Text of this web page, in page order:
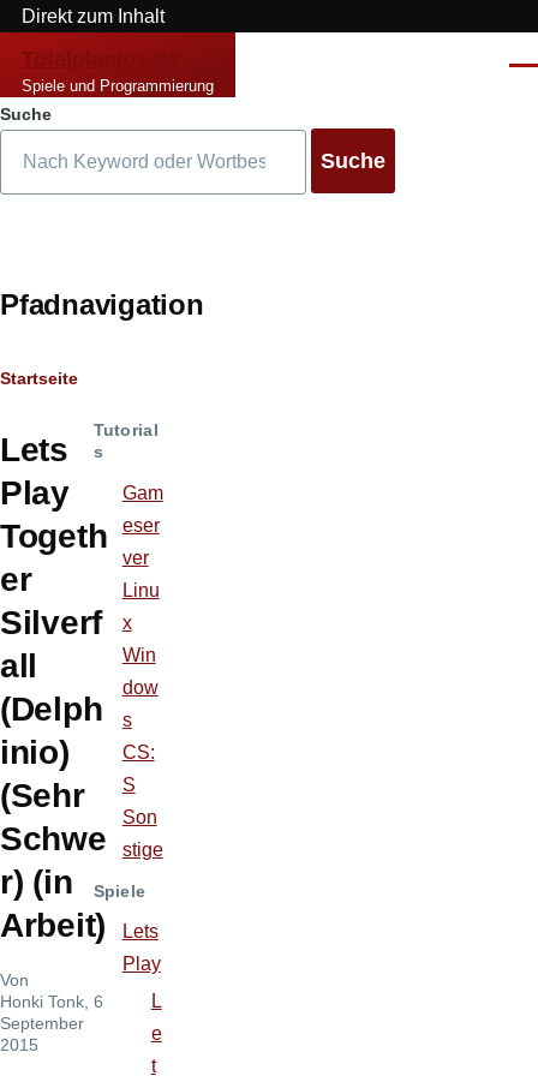
Direkt zum Inhalt
Totalplanlos.de
Spiele und Programmierung
Suche
Pfadnavigation
Startseite
Lets
Play
Togeth
er
Silverf
all
(Delph
inio)
(Sehr
Schwe
r) (in
Arbeit)
Von
Honki Tonk, 6
September
2015
Tutorial
s
Gam
eser
ver
Linu
x
Win
dow
s
CS:
S
Son
stige
Spiele
Lets
Play
L
e
t